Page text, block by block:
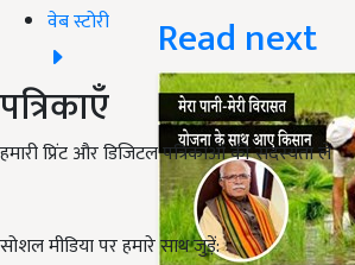
वेब स्टोरी
पत्रिकाएँ
हमारी प्रिंट और डिजिटल पत्रिकाओं की सदस्यता लें
सोशल मीडिया पर हमारे साथ जुड़ें:
Read next